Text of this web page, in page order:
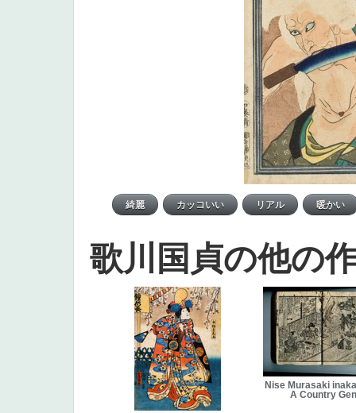
歌川国貞の他の
Nise Murasaki
A Country